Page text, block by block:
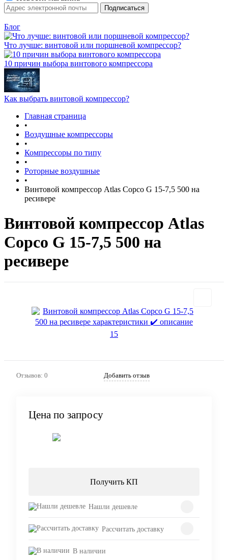
Блог
Что лучше: винтовой или поршневой компрессор?
10 причин выбора винтового компрессора
Как выбрать винтовой компрессор?
Главная страница
•
Воздушные компрессоры
•
Компрессоры по типу
•
Роторные воздушные
•
Винтовой компрессор Atlas Copco G 15-7,5 500 на
ресивере
Винтовой компрессор Atlas
Copco G 15-7,5 500 на
ресивере
Отзывов: 0 Добавить отзыв
Цена по запросу
Получить КП
Нашли дешевле
Рассчитать доставку
В наличии